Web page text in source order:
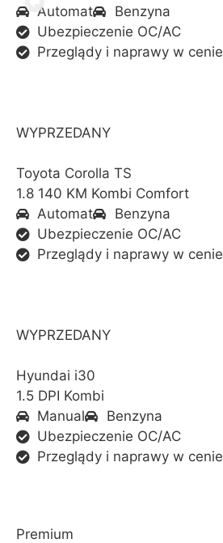
Automat
Benzyna
Ubezpieczenie OC/AC
Przeglądy i naprawy w cenie
WYPRZEDANY
Toyota Corolla TS
1.8 140 KM Kombi Comfort
Automat
Benzyna
Ubezpieczenie OC/AC
Przeglądy i naprawy w cenie
WYPRZEDANY
Hyundai i30
1.5 DPI Kombi
Manual
Benzyna
Ubezpieczenie OC/AC
Przeglądy i naprawy w cenie
Premium